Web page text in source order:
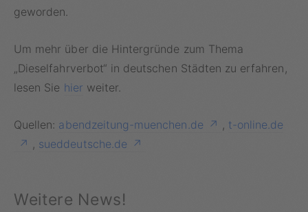
geworden.
Um mehr über die Hintergründe zum Thema
„Dieselfahrverbot“ in deutschen Städten zu erfahren,
lesen Sie hier weiter.
Quellen: abendzeitung-muenchen.de , t-online.de
, sueddeutsche.de
Weitere News!